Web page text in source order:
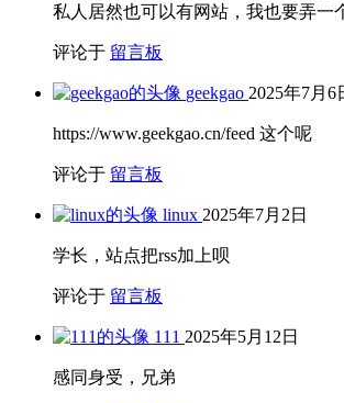
私人居然也可以有网站，我也要弄一
评论于 留言板
geekgao 2025年7月6
https://www.geekgao.cn/feed 这个呢
评论于 留言板
linux 2025年7月2日
学长，站点把rss加上呗
评论于 留言板
111 2025年5月12日
感同身受，兄弟